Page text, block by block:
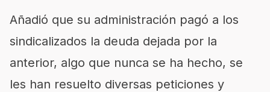
Añadió que su administración pagó a los
sindicalizados la deuda dejada por la
anterior, algo que nunca se ha hecho, se
les han resuelto diversas peticiones y